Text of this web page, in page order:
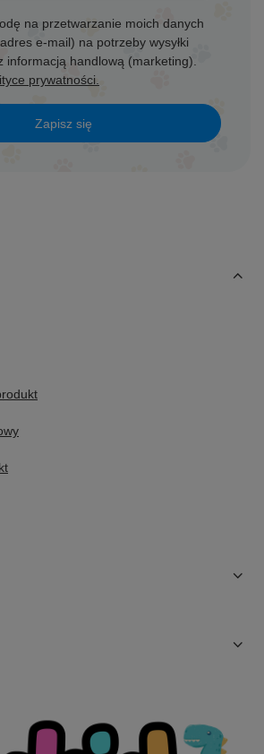
na przetwarzanie moich danych
e-mail) na potrzeby wysyłki
informacją handlową (marketing).
prywatności.
Zapisz się